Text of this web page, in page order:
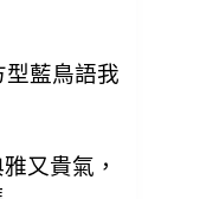
藍鳥語我
又貴氣，